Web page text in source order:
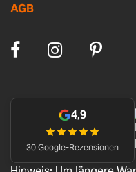
AGB
4,9
30 Google-Rezensionen